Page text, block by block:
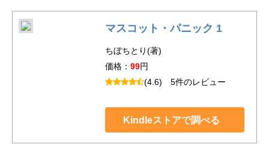
マスコット・パニック 1
ちぼちとり(著)
価格： 99円
(4.6) 5件のレビュー
Kindleストアで調べる